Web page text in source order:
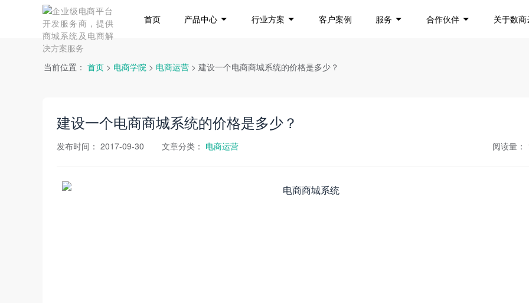
首页 产品中心 行业方案 客户案例 服务 合作伙伴 关于数商
当前位置： 首页 > 电商学院 > 电商运营 > 建设一个电商商城系统的价格是多少？
建设一个电商商城系统的价格是多少？
发布时间： 2017-09-30 文章分类： 电商运营 阅读量：